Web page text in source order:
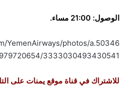
الوصول: 21:00 مساء.
YemenAirways/photos/a.50346
3333030493430541
للاشتراك في قناة موقع يمنات على